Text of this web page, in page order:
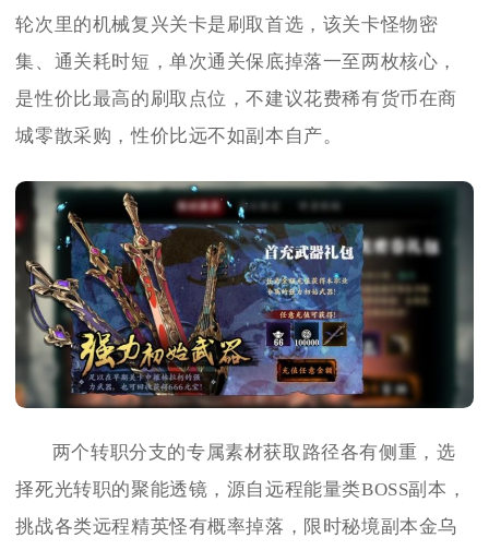
轮次里的机械复兴关卡是刷取首选，该关卡怪物密
集、通关耗时短，单次通关保底掉落一至两枚核心，
是性价比最高的刷取点位，不建议花费稀有货币在商
城零散采购，性价比远不如副本自产。
两个转职分支的专属素材获取路径各有侧重，选
择死光转职的聚能透镜，源自远程能量类BOSS副本，
挑战各类远程精英怪有概率掉落，限时秘境副本金乌